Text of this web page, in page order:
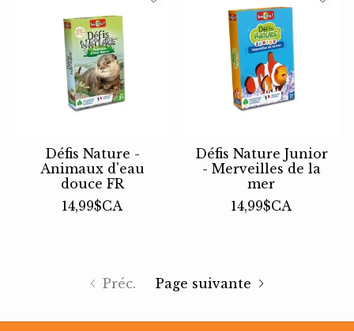
Défis Nature -
Animaux d'eau
douce FR
14,99$CA
Défis Nature Junior
- Merveilles de la
mer
14,99$CA
Préc. Page suivante